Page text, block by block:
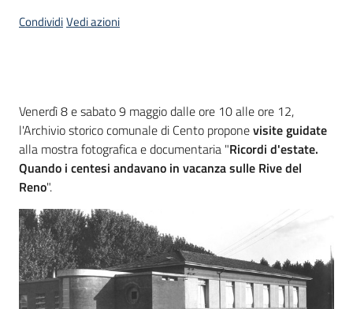
Seguici
su
CondividiVedi azioni
Cos'è
Venerdì 8 e sabato 9 maggio dalle ore 10 alle ore 12,
l'Archivio storico comunale di Cento proponevisite guidate
alla mostra fotografica e documentaria "Ricordi d'estate.
Quando i centesi andavano in vacanza sulle Rive del
Reno".